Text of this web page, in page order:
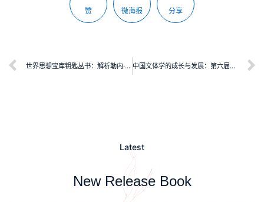
赞 微海报 分享
世界思想宝库钥匙丛书：解析勒内·笛卡尔《第一哲学沉思录》 中国文体学的成长与发展：第六届文体学国际研讨会暨第十届全国文体学研讨会文选
Latest
New Release Book